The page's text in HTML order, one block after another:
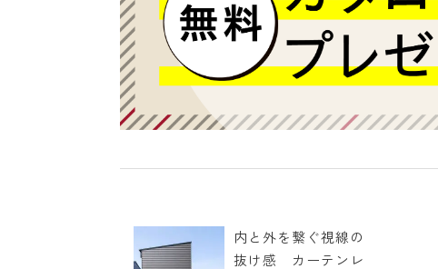
内と外を繋ぐ視線の
抜け感 カーテンレ